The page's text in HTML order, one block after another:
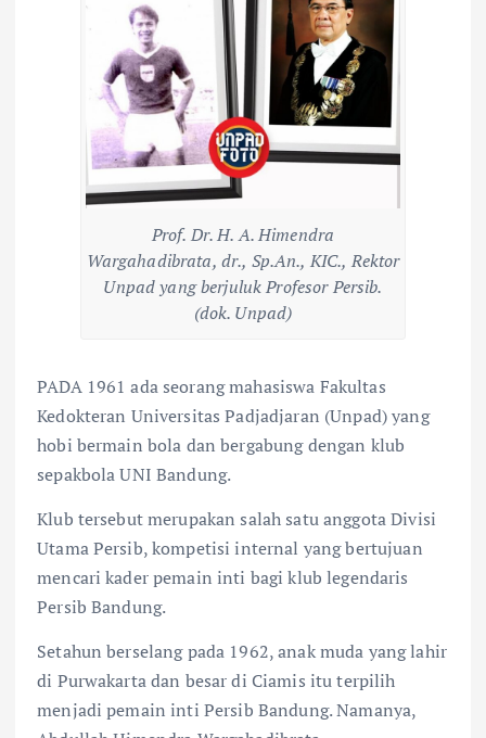
Prof. Dr. H. A. Himendra
Wargahadibrata, dr., Sp.An., KIC., Rektor
Unpad yang berjuluk Profesor Persib.
(dok. Unpad)
PADA 1961 ada seorang mahasiswa Fakultas
Kedokteran Universitas Padjadjaran (Unpad) yang
hobi bermain bola dan bergabung dengan klub
sepakbola UNI Bandung.
Klub tersebut merupakan salah satu anggota Divisi
Utama Persib, kompetisi internal yang bertujuan
mencari kader pemain inti bagi klub legendaris
Persib Bandung.
Setahun berselang pada 1962, anak muda yang lahir
di Purwakarta dan besar di Ciamis itu terpilih
menjadi pemain inti Persib Bandung. Namanya,